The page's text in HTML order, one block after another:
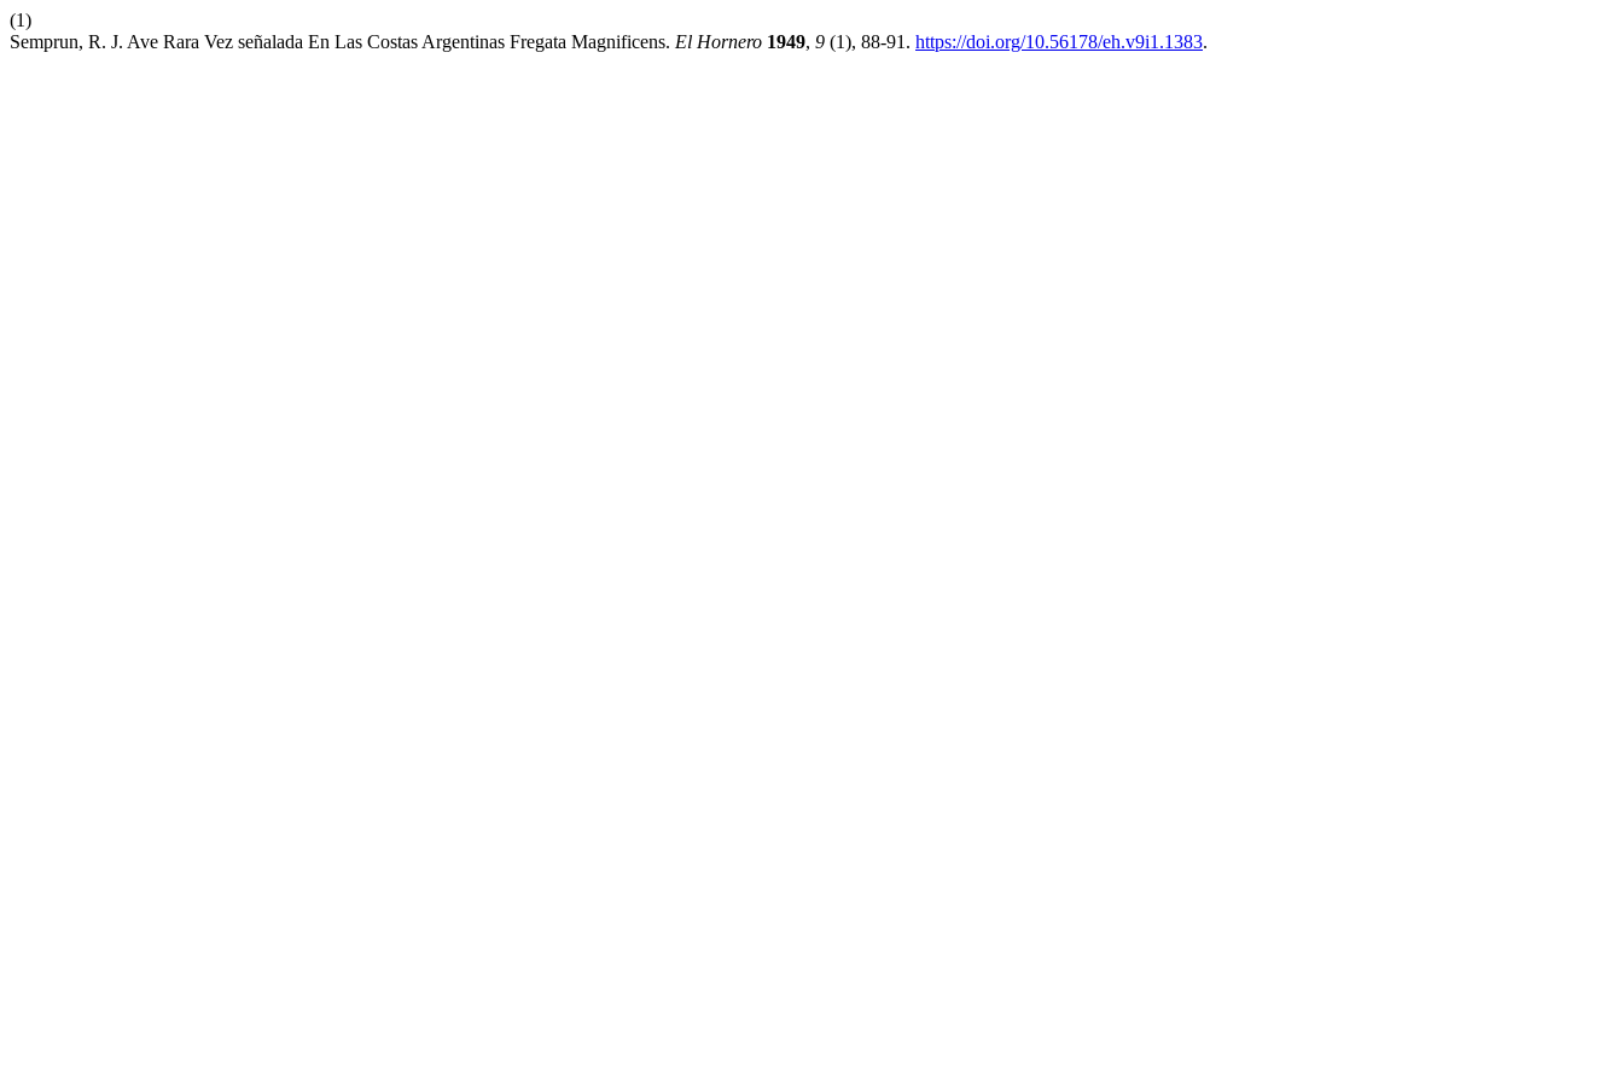
(1)
Semprun, R. J. Ave Rara Vez señalada En Las Costas Argentinas Fregata Magnificens. El Hornero 1949, 9 (1), 88-91. https://doi.org/10.56178/eh.v9i1.1383.